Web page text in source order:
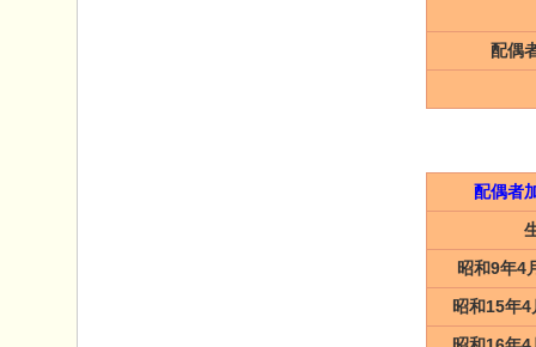
配偶
配偶者
昭和9年4
昭和15年